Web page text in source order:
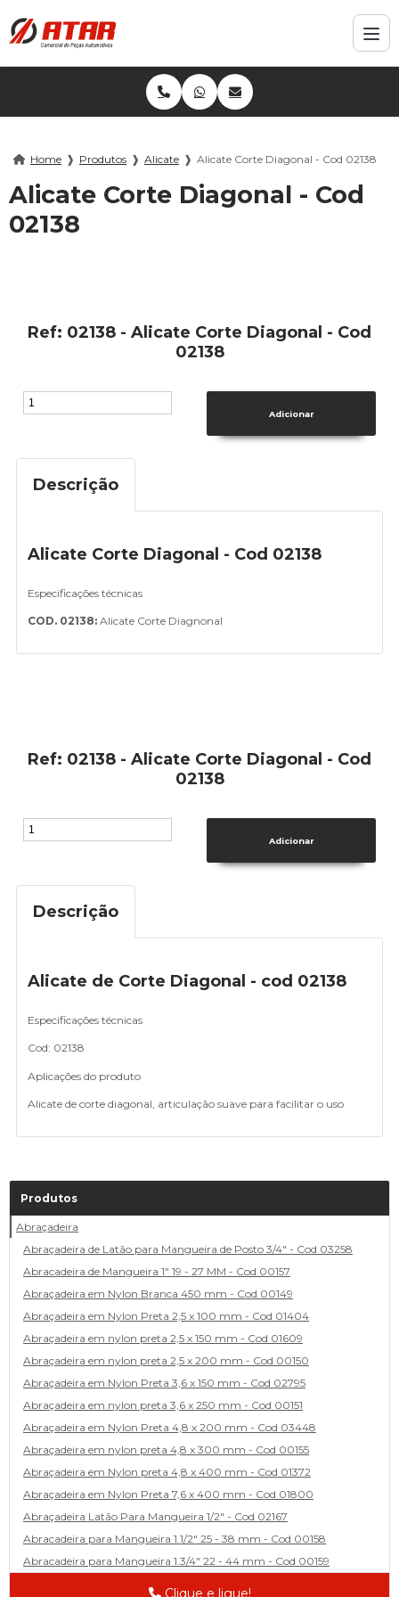
Home ❱ Produtos ❱ Alicate ❱ Alicate Corte Diagonal - Cod 02138
Alicate Corte Diagonal - Cod
02138
Ref: 02138 - Alicate Corte Diagonal - Cod
02138
Descrição
Alicate Corte Diagonal - Cod 02138
Especificações técnicas
COD. 02138: Alicate Corte Diagnonal
Ref: 02138 - Alicate Corte Diagonal - Cod
02138
Descrição
Alicate de Corte Diagonal - cod 02138
Especificações técnicas
Cod: 02138
Aplicações do produto
Alicate de corte diagonal, articulação suave para facilitar o uso
Produtos
Abraçadeira
Abraçadeira de Latão para Mangueira de Posto 3/4" - Cod 03258
Abracadeira de Mangueira 1" 19 - 27 MM - Cod 00157
Abraçadeira em Nylon Branca 450 mm - Cod 00149
Abraçadeira em Nylon Preta 2,5 x 100 mm - Cod 01404
Abraçadeira em nylon preta 2,5 x 150 mm - Cod 01609
Abraçadeira em nylon preta 2,5 x 200 mm - Cod 00150
Abraçadeira em Nylon Preta 3,6 x 150 mm - Cod 02795
Abraçadeira em nylon preta 3,6 x 250 mm - Cod 00151
Abraçadeira em Nylon Preta 4,8 x 200 mm - Cod 03448
Abraçadeira em nylon preta 4,8 x 300 mm - Cod 00155
Abraçadeira em Nylon preta 4,8 x 400 mm - Cod 01372
Abraçadeira em Nylon Preta 7,6 x 400 mm - Cod 01800
Abraçadeira Latão Para Mangueira 1/2" - Cod 02167
Abracadeira para Mangueira 1.1/2" 25 - 38 mm - Cod 00158
Abracadeira para Mangueira 1.3/4" 22 - 44 mm - Cod 00159
Abracadeira para Mangueira 1/2' 14 - 22 - Cod 02585
Clique e ligue!